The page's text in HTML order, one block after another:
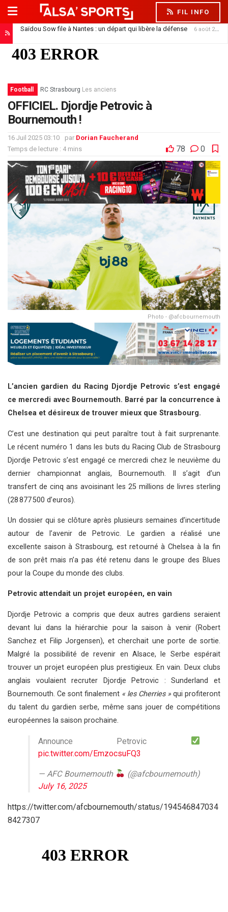
FIL INFO
Saïdou Sow file à Nantes : un départ qui libère la défense
6 août 2026
Karim Sow, le géant suisse qui a tapé dans l’œil du Racing 5 août 2026
Football RC Strasbourg Les anciens
OFFICIEL. Djordje Petrovic à
Bournemouth !
16 Juil 2025 03:10 par Dorian Faucherand
Temps de lecture : 4 mins
78 0
Photo - @afcbournemouth
L’ancien gardien du Racing Djordje Petrovic s’est engagé
ce mercredi avec Bournemouth. Barré par la concurrence à
Chelsea et désireux de trouver mieux que Strasbourg.
C’est une destination qui peut paraître tout à fait surprenante.
Le récent numéro 1 dans les buts du Racing Club de Strasbourg
Djordje Petrovic s’est engagé ce mercredi chez le neuvième du
dernier championnat anglais, Bournemouth. Il s’agit d’un
transfert de cinq ans avoisinant les 25 millions de livres sterling
(28 877 500 d’euros).
Un dossier qui se clôture après plusieurs semaines d’incertitude
autour de l’avenir de Petrovic. Le gardien a réalisé une
excellente saison à Strasbourg, est retourné à Chelsea à la fin
de son prêt mais n’a pas été retenu dans le groupe des Blues
pour la Coupe du monde des clubs.
Petrovic attendait un projet européen, en vain
Djordje Petrovic a compris que deux autres gardiens seraient
devant lui dans la hiérarchie pour la saison à venir (Robert
Sanchez et Filip Jorgensen), et cherchait une porte de sortie.
Malgré la possibilité de revenir en Alsace, le Serbe espérait
trouver un projet européen plus prestigieux. En vain. Deux clubs
anglais voulaient recruter Djordje Petrovic : Sunderland et
Bournemouth. Ce sont finalement « les Cherries » qui profiteront
du talent du gardien serbe, même sans jouer de compétitions
européennes la saison prochaine.
Announce Petrovic
pic.twitter.com/EmzocsuFQ3
— AFC Bournemouth
(@afcbournemouth)
July 16, 2025
https://twitter.com/afcbournemouth/status/194546847034
8427307